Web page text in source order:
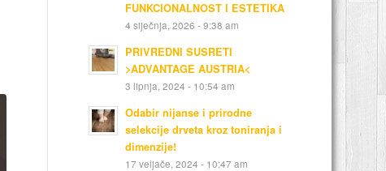
FUNKCIONALNOST I ESTETIKA
4 siječnja, 2026 - 9:38 am
PRIVREDNI SUSRETI
>ADVANTAGE AUSTRIA<
3 lipnja, 2024 - 10:54 am
Odabir nijanse i prirodne
selekcije drveta kroz toniranja i
dimenzije!
17 veljače, 2024 - 10:47 am